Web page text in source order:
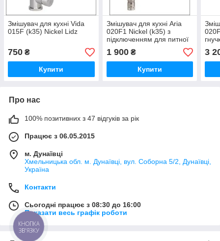
Змішувач для кухні Vida
015F (k35) Nickel Lidz
750 ₴
Купити
Змішувач для кухні Aria
020F1 Nickel (k35) з
підключенням для питної
води Lidz
1 900₴
Купити
3
Про нас
100% позитивних з 47 відгуків за рік
Працює з 06.05.2015
м. Дунаївці
Хмельницька обл. м. Дунаївці, вул. Соборна 5/2, Дунаївці,
Україна
Контакти
Сьогодні працює з 08:30 до 16:00
Показати весь графік роботи
КНОПКА
ЗВ'ЯЗКУ